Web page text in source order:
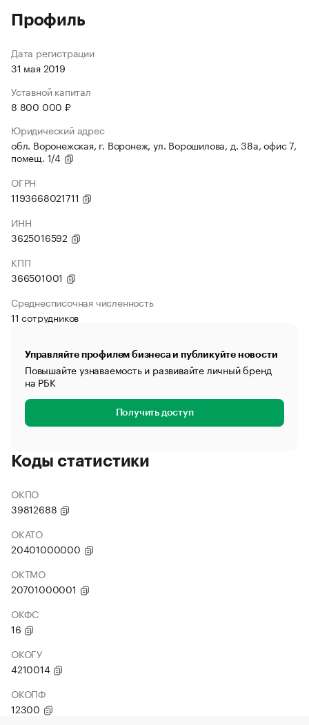
Профиль
Дата регистрации
31 мая 2019
Уставной капитал
8 800 000 ₽
Юридический адрес
обл. Воронежская, г. Воронеж, ул. Ворошилова, д. 38а, офис 7,
помещ. 1/4
ОГРН
1193668021711
ИНН
3625016592
КПП
366501001
Среднесписочная численность
11 сотрудников
Управляйте профилем бизнеса и публикуйте новости
Повышайте узнаваемость и развивайте личный бренд
на РБК
Получить доступ
Коды статистики
ОКПО
39812688
ОКАТО
20401000000
ОКТМО
20701000001
ОКФС
16
ОКОГУ
4210014
ОКОПФ
12300